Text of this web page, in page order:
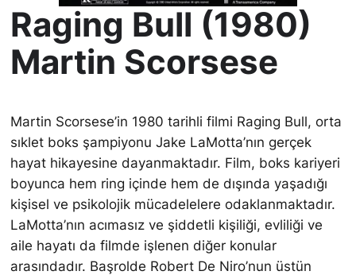
Raging Bull (1980)
Martin Scorsese
Martin Scorsese’in 1980 tarihli filmi Raging Bull, orta
sıklet boks şampiyonu Jake LaMotta’nın gerçek
hayat hikayesine dayanmaktadır. Film, boks kariyeri
boyunca hem ring içinde hem de dışında yaşadığı
kişisel ve psikolojik mücadelelere odaklanmaktadır.
LaMotta’nın acımasız ve şiddetli kişiliği, evliliği ve
aile hayatı da filmde işlenen diğer konular
arasındadır. Başrolde Robert De Niro’nun üstün